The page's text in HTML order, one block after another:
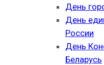
День
День
России
День
Беларусь